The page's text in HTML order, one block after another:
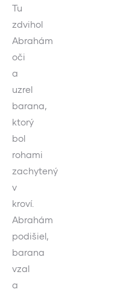
Tu
zdvihol
Abrahám
oči
a
uzrel
barana,
ktorý
bol
rohami
zachytený
v
kroví.
Abrahám
podišiel,
barana
vzal
a